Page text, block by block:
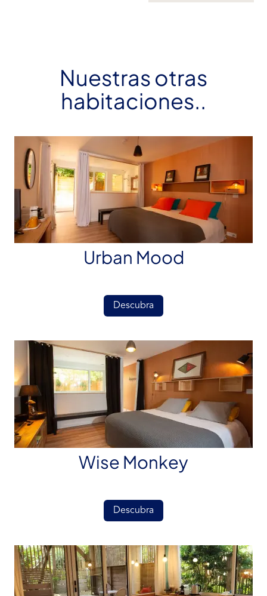
Nuestras otras
habitaciones..
Urban Mood
Descubra
Wise Monkey
Descubra